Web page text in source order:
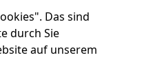
Das sind
durch Sie
auf unserem